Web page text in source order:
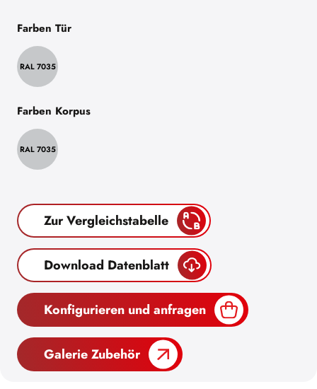
Farben Tür
RAL 7035
Farben Korpus
RAL 7035
Zur Vergleichstabelle
Download Datenblatt
Konfigurieren und anfragen
Galerie Zubehör